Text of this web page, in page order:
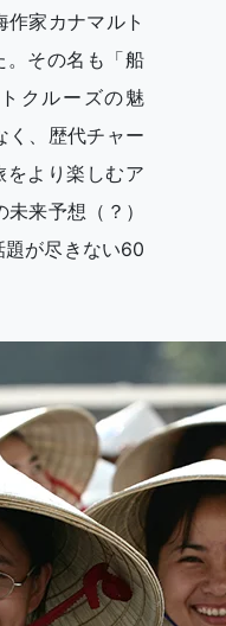
家カナマルト
。その名も「船
クルーズの魅
く、歴代チャー
をより楽しむア
来予想（？）
題が尽きない60